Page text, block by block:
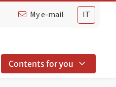
IT
My e-mail
Contents for you